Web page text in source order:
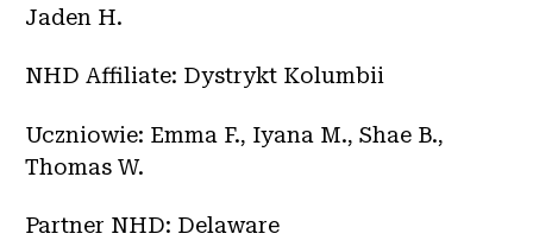
Jaden H.
NHD Affiliate: Dystrykt Kolumbii
Uczniowie: Emma F., Iyana M., Shae B.,
Thomas W.
Partner NHD: Delaware